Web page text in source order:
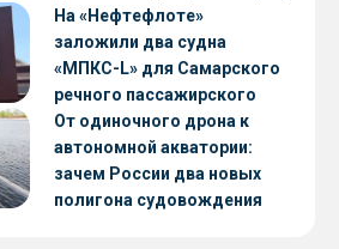
скоростных судов и судов с
малой осадкой
На «Нефтефлоте»
заложили два судна
«МПКС-L» для Самарского
речного пассажирского
предприятия
От одиночного дрона к
автономной акватории:
зачем России два новых
полигона судовождения